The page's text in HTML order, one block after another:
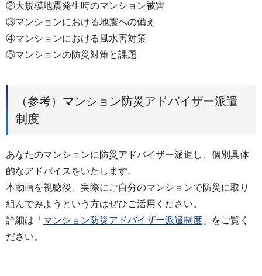
②大規模地震発生時のマンション被害
③マンションにおける地震への備え
④マンションにおける風水害対策
⑤マンションの防災対策と課題
（参考）マンション防災アドバイザー派遣
制度
あなたのマンションに防災アドバイザー派遣し、個別具体
的なアドバイスをいたします。
本動画を視聴後、実際にご自分のマンションで防災に取り
組んでみようという方はぜひご活用ください。
詳細は「 マンション防災アドバイザー派遣制度 」をご覧く
ださい。